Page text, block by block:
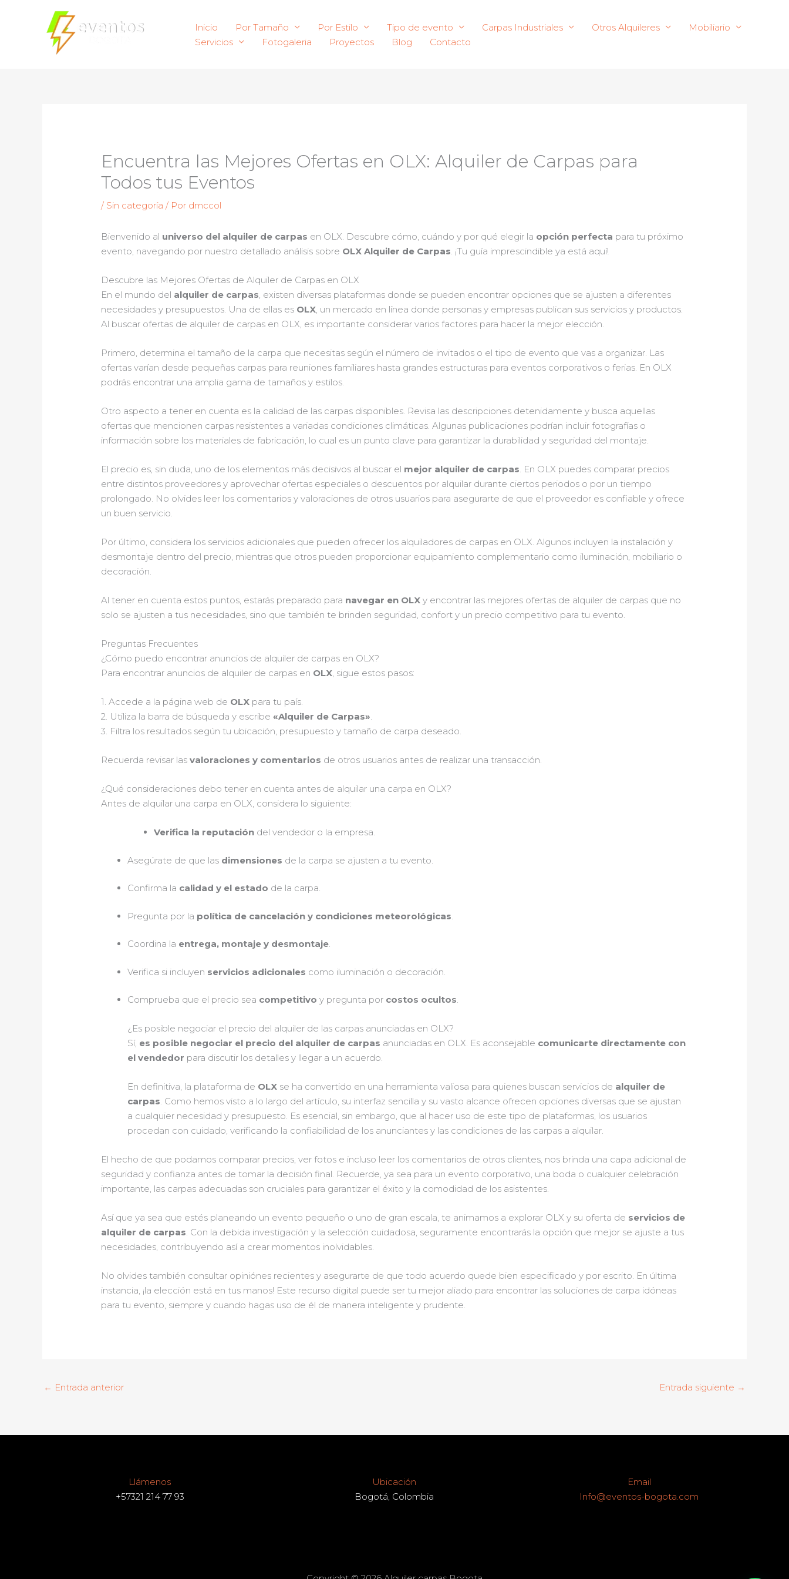
Inicio Por Tamaño Por Estilo Tipo de evento Carpas Industriales Otros Alquileres
Mobiliario
Servicios
Fotogaleria Proyectos Blog Contacto
Encuentra las Mejores Ofertas en OLX: Alquiler de Carpas para
Todos tus Eventos
/ Sin categoría / Por dmccol
Bienvenido al universo del alquiler de carpas en OLX. Descubre cómo, cuándo y por qué elegir la opción perfecta para tu próximo
evento, navegando por nuestro detallado análisis sobre OLX Alquiler de Carpas. ¡Tu guía imprescindible ya está aquí!
Descubre las Mejores Ofertas de Alquiler de Carpas en OLX
En el mundo del alquiler de carpas, existen diversas plataformas donde se pueden encontrar opciones que se ajusten a diferentes
necesidades y presupuestos. Una de ellas es OLX, un mercado en línea donde personas y empresas publican sus servicios y productos.
Al buscar ofertas de alquiler de carpas en OLX, es importante considerar varios factores para hacer la mejor elección.
Primero, determina el tamaño de la carpa que necesitas según el número de invitados o el tipo de evento que vas a organizar. Las
ofertas varían desde pequeñas carpas para reuniones familiares hasta grandes estructuras para eventos corporativos o ferias. En OLX
podrás encontrar una amplia gama de tamaños y estilos.
Otro aspecto a tener en cuenta es la calidad de las carpas disponibles. Revisa las descripciones detenidamente y busca aquellas
ofertas que mencionen carpas resistentes a variadas condiciones climáticas. Algunas publicaciones podrían incluir fotografías o
información sobre los materiales de fabricación, lo cual es un punto clave para garantizar la durabilidad y seguridad del montaje.
El precio es, sin duda, uno de los elementos más decisivos al buscar el mejor alquiler de carpas. En OLX puedes comparar precios
entre distintos proveedores y aprovechar ofertas especiales o descuentos por alquilar durante ciertos periodos o por un tiempo
prolongado. No olvides leer los comentarios y valoraciones de otros usuarios para asegurarte de que el proveedor es confiable y ofrece
un buen servicio.
Por último, considera los servicios adicionales que pueden ofrecer los alquiladores de carpas en OLX. Algunos incluyen la instalación y
desmontaje dentro del precio, mientras que otros pueden proporcionar equipamiento complementario como iluminación, mobiliario o
decoración.
Al tener en cuenta estos puntos, estarás preparado para navegar en OLX y encontrar las mejores ofertas de alquiler de carpas que no
solo se ajusten a tus necesidades, sino que también te brinden seguridad, confort y un precio competitivo para tu evento.
Preguntas Frecuentes
¿Cómo puedo encontrar anuncios de alquiler de carpas en OLX?
Para encontrar anuncios de alquiler de carpas en OLX, sigue estos pasos:
1. Accede a la página web de OLX para tu país.
2. Utiliza la barra de búsqueda y escribe «Alquiler de Carpas».
3. Filtra los resultados según tu ubicación, presupuesto y tamaño de carpa deseado.
Recuerda revisar lasvaloraciones y comentarios de otros usuarios antes de realizar una transacción.
¿Qué consideraciones debo tener en cuenta antes de alquilar una carpa en OLX?
Antes de alquilar una carpa en OLX, considera lo siguiente:
Verifica la reputación del vendedor o la empresa.
Asegúrate de que las dimensiones de la carpa se ajusten a tu evento.
Confirma la calidad y el estado de la carpa.
Pregunta por la política de cancelación y condiciones meteorológicas
Coordina la entrega, montaje y desmontaje.
Verifica si incluyen servicios adicionales como iluminación o decoración.
Comprueba que el precio sea competitivo y pregunta por costos ocultos.
¿Es posible negociar el precio del alquiler de las carpas anunciadas en OLX?
Sí, es posible negociar el precio del alquiler de carpas anunciadas en OLX. Es aconsejable comunicarte directamente con
el vendedor para discutir los detalles y llegar a un acuerdo.
En definitiva, la plataforma de OLX se ha convertido en una herramienta valiosa para quienes buscan servicios de alquiler de
carpas. Como hemos visto a lo largo del artículo, su interfaz sencilla y su vasto alcance ofrecen opciones diversas que se ajustan
a cualquier necesidad y presupuesto. Es esencial, sin embargo, que al hacer uso de este tipo de plataformas, los usuarios
procedan con cuidado, verificando la confiabilidad de los anunciantes y las condiciones de las carpas a alquilar.
El hecho de que podamos comparar precios, ver fotos e incluso leer los comentarios de otros clientes, nos brinda una capa adicional de
seguridad y confianza antes de tomar la decisión final. Recuerde, ya sea para un evento corporativo, una boda o cualquier celebración
importante, las carpas adecuadas son cruciales para garantizar el éxito y la comodidad de los asistentes.
Así que ya sea que estés planeando un evento pequeño o uno de gran escala, te animamos a explorar OLX y su oferta de servicios de
alquiler de carpas. Con la debida investigación y la selección cuidadosa, seguramente encontrarás la opción que mejor se ajuste a tus
necesidades, contribuyendo así a crear momentos inolvidables.
No olvides también consultar opiniónes recientes y asegurarte de que todo acuerdo quede bien especificado y por escrito. En última
instancia, ¡la elección está en tus manos! Este recurso digital puede ser tu mejor aliado para encontrar las soluciones de carpa idóneas
para tu evento, siempre y cuando hagas uso de él de manera inteligente y prudente.
← Entrada anterior Entrada siguiente →
Llámenos
+57321 214 77 93
Ubicación
Bogotá, Colombia
Email
Info@eventos-bogota.com